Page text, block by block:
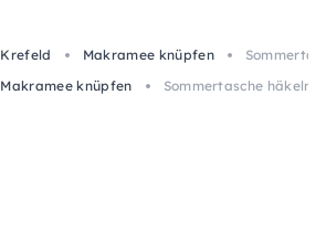
Krefeld Makramee knüpfen
Makramee knüpfen Sommertasche häkeln